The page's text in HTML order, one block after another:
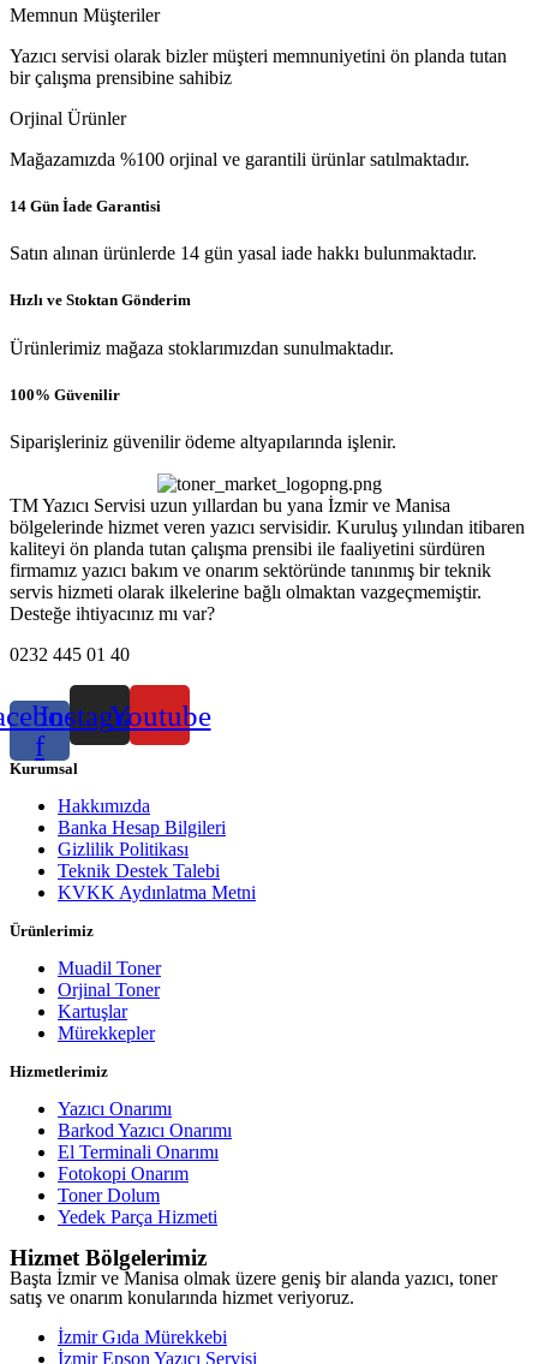
Memnun Müşteriler
Yazıcı servisi olarak bizler müşteri memnuniyetini ön planda tutan
bir çalışma prensibine sahibiz
Orjinal Ürünler
Mağazamızda %100 orjinal ve garantili ürünlar satılmaktadır.
14 Gün İade Garantisi
Satın alınan ürünlerde 14 gün yasal iade hakkı bulunmaktadır.
Hızlı ve Stoktan Gönderim
Ürünlerimiz mağaza stoklarımızdan sunulmaktadır.
100% Güvenilir
Siparişleriniz güvenilir ödeme altyapılarında işlenir.
TM Yazıcı Servisi uzun yıllardan bu yana İzmir ve Manisa
bölgelerinde hizmet veren yazıcı servisidir. Kuruluş yılından itibaren
kaliteyi ön planda tutan çalışma prensibi ile faaliyetini sürdüren
firmamız yazıcı bakım ve onarım sektöründe tanınmış bir teknik
servis hizmeti olarak ilkelerine bağlı olmaktan vazgeçmemiştir.
Desteğe ihtiyacınız mı var?
0232 445 01 40
f
InstagramYoutube
Kurumsal
Hakkımızda
Banka Hesap Bilgileri
Gizlilik Politikası
Teknik Destek Talebi
KVKK Aydınlatma Metni
Ürünlerimiz
Muadil Toner
Orjinal Toner
Kartuşlar
Mürekkepler
Hizmetlerimiz
Yazıcı Onarımı
Barkod Yazıcı Onarımı
El Terminali Onarımı
Fotokopi Onarım
Toner Dolum
Yedek Parça Hizmeti
Hizmet Bölgelerimiz
Başta İzmir ve Manisa olmak üzere geniş bir alanda yazıcı, toner
satış ve onarım konularında hizmet veriyoruz.
İzmir Gıda Mürekkebi
İzmir Epson Yazıcı Servisi